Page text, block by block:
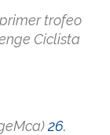
trofeo
Ciclista
26.